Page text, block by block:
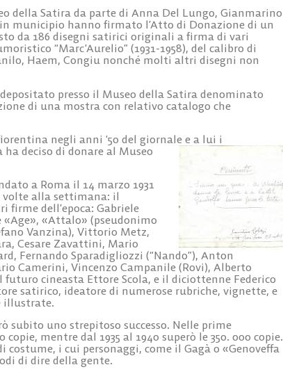
della Satira da parte di Anna Del Lungo, Gianmarino
municipio hanno firmato l’Atto di Donazione di un
da 186 disegni satirici originali a firma di vari
“Marc’Aurelio” (1931-1958), del calibro di
Haem, Congiu nonché molti altri disegni non
presso il Museo della Satira denominato
di una mostra con relativo catalogo che
negli anni ’50 del giornale e a lui i
deciso di donare al Museo
a Roma il 14 marzo 1931
volte alla settimana: il
firme dell’epoca: Gabriele
«Attalo» (pseudonimo
Vanzina), Vittorio Metz,
Cesare Zavattini, Mario
Fernando Sparadigliozzi (“Nando”), Anton
Camerini, Vincenzo Campanile (Rovi), Alberto
cineasta Ettore Scola, e il diciottenne Federico
satirico, ideatore di numerose rubriche, vignette, e
illustrate.
subito uno strepitoso successo. Nelle prime
mentre dal 1935 al 1940 superò le 350. 000 copie.
i cui personaggi, come il Gagà o «Genoveffa
di dire della gente.